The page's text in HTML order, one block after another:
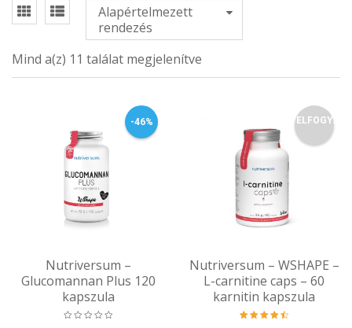
Alapértelmezett
rendezés
Mind a(z) 11 találat megjelenítve
-46%
Nutriversum –
Glucomannan Plus 120
kapszula
ELFOGY.
Nutriversum – WSHAPE –
L-carnitine caps – 60
karnitin kapszula